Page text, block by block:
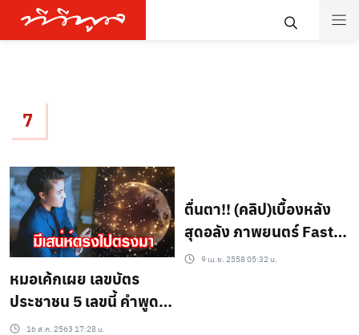
7
หมอเค้กเผย เลขบัตร
ประชาชน 5 เลขนี้ คำพููดมี
อิทธิพลต่อคนรอบข้าง?
16 ส.ค. 2563 17:28 น.
ตื่นตา!! (คลิป)เบื้องหลัง
สุดอลัง ภาพยนตร์ Fast
&Furious 7
9 เม.ย. 2558 05:32 น.